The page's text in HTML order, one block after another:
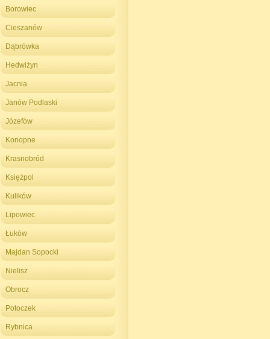
Borowiec
Cieszanów
Dąbrówka
Hedwiżyn
Jacnia
Janów Podlaski
Józefów
Konopne
Krasnobród
Księżpol
Kulików
Lipowiec
Łuków
Majdan Sopocki
Nielisz
Obrocz
Potoczek
Rybnica